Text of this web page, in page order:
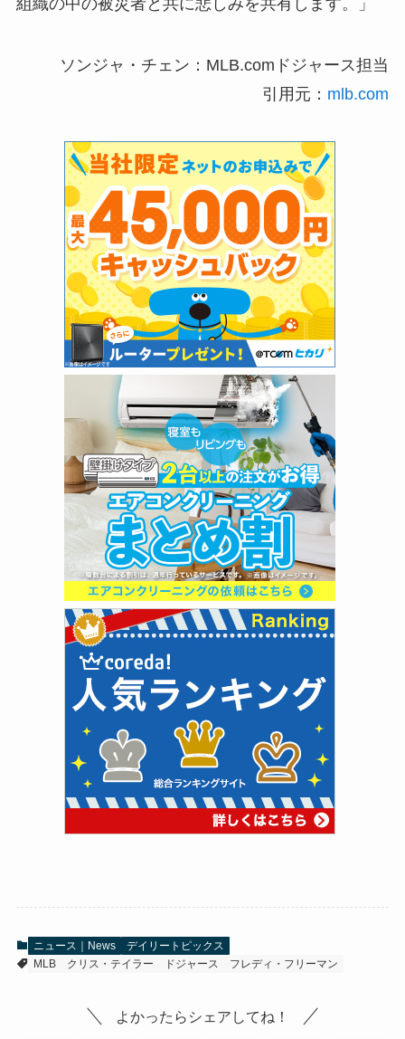
組織の中の被災者と共に悲しみを共有します。」
ソンジャ・チェン：MLB.comドジャース担当
引用元： mlb.com
ニュース｜News
デイリートピックス
MLB
クリス・テイラー ドジャース フレディ・フリーマン
よかったらシェアしてね！